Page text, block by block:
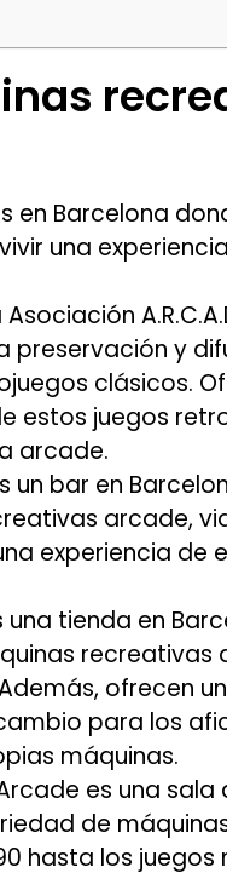
en Barcelona
una
Asociación
preservación y
clásicos.
estos juegos
arcade.
un bar en
arcade,
experiencia de
una tienda en
recreativas
ofrecen
para los
máquinas.
es una sala
de
hasta los